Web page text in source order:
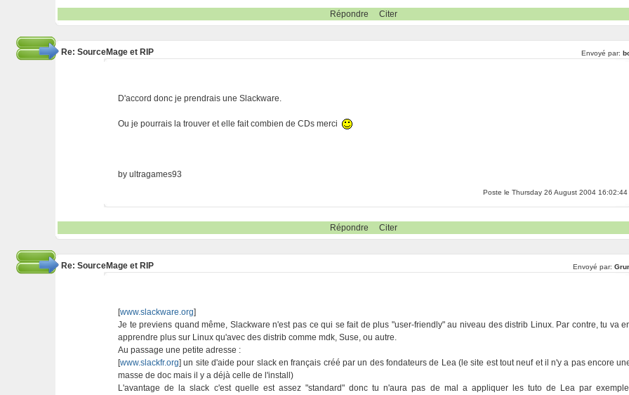
Répondre Citer
Re: SourceMage et RIP Envoyé par:
D'accord donc je prendrais une Slackware.
Ou je pourrais la trouver et elle fait combien de CDs merci
by ultragames93
Poste le Thursday 26 August 2004 16:02:44
Répondre Citer
Re: SourceMage et RIP Envoyé par:
[www.slackware.org]
Je te previens quand même, Slackware n'est pas ce qui se fait de plus "user-friendly" au niveau des distrib Linux. Par contre, tu va
apprendre plus sur Linux qu'avec des distrib comme mdk, Suse, ou autre.
Au passage une petite adresse :
[www.slackfr.org] un site d'aide pour slack en français créé par un des fondateurs de Lea (le site est tout neuf et il n'y a pas encore
masse de doc mais il y a déjà celle de l'install)
L'avantage de la slack c'est quelle est assez "standard" donc tu n'aura pas de mal a appliquer les tuto de Lea par